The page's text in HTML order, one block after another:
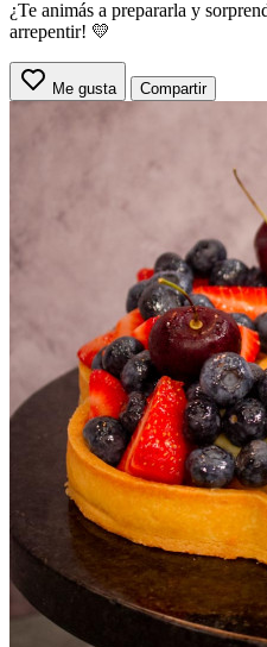
¿Te animás a prepararla y
arrepentir! 💛
Me gusta Compartir